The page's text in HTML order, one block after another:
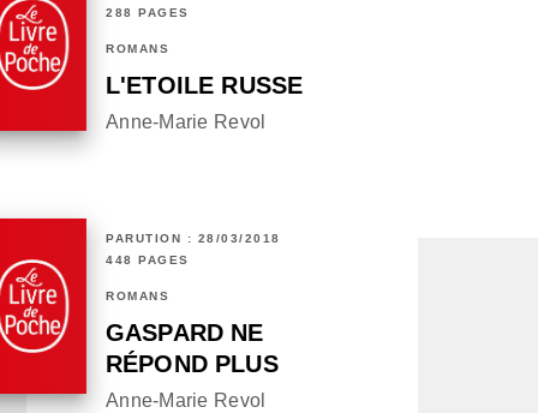
288 PAGES
ROMANS
L'ETOILE RUSSE
Anne-Marie Revol
PARUTION : 28/03/2018
448 PAGES
ROMANS
GASPARD NE
RÉPOND PLUS
Anne-Marie Revol